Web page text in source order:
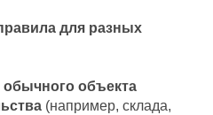
для разных
объекта
(например, склада,